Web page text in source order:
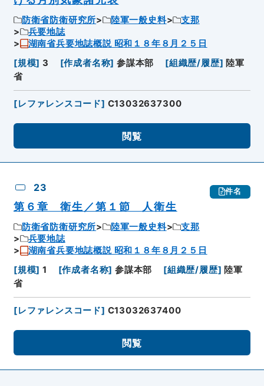
防衛省防衛研究所 陸軍一般史料
支那
兵要地誌
湖南省兵要地誌概説 昭和１８年８月２５日
[規模] 3 [作成者名称] 参謀本部 [組織歴/履歴] 陸軍
省
[レファレンスコード] C13032637300
閲覧
23 件名
第６章 衛生／第１節 人衛生
防衛省防衛研究所 陸軍一般史料
支那
兵要地誌
湖南省兵要地誌概説 昭和１８年８月２５日
[規模] 1 [作成者名称] 参謀本部 [組織歴/履歴] 陸軍
省
[レファレンスコード] C13032637400
閲覧